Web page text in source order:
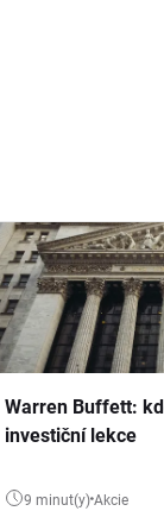
Warren Buffett:
investiční lekce
9 minut(y) Akcie